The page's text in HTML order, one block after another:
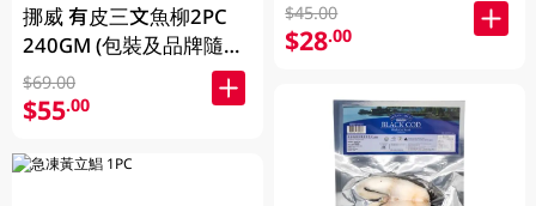
挪威 有皮三文魚柳2PC
240GM (包裝及品牌隨機
發放)
$69.00
$55.00
$45.00
$28.00